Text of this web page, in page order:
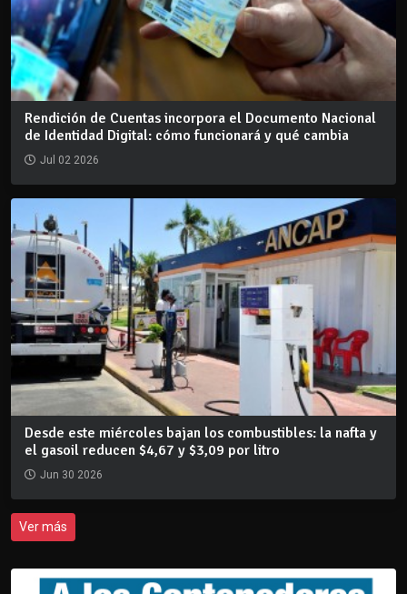
Rendición de Cuentas incorpora el Documento Nacional
de Identidad Digital: cómo funcionará y qué cambia
Jul 02 2026
Desde este miércoles bajan los combustibles: la nafta y
el gasoil reducen $4,67 y $3,09 por litro
Jun 30 2026
Ver más